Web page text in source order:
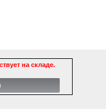
на складе.